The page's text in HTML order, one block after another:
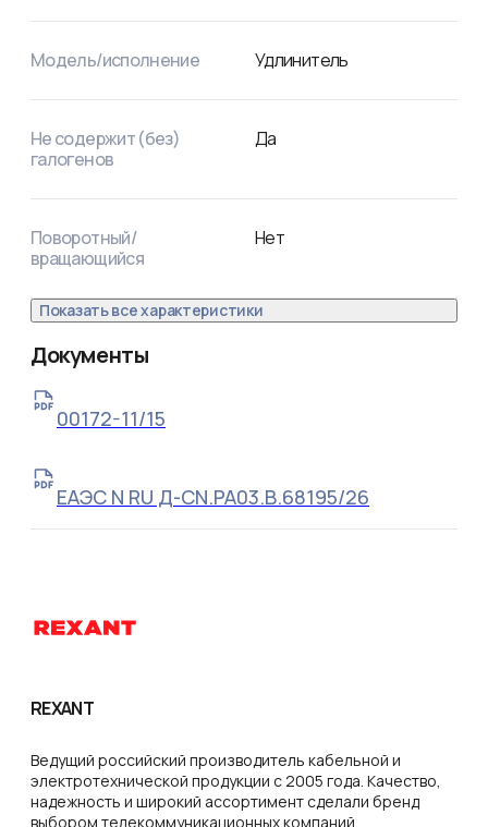
Модель/исполнение Удлинитель
Не содержит (без)
галогенов
Да
Поворотный/
вращающийся
Нет
Показать все характеристики
Документы
00172-11/15
ЕАЭС N RU Д-CN.РА03.В.68195/26
REXANT
Ведущий российский производитель кабельной и
электротехнической продукции с 2005 года. Качество,
надежность и широкий ассортимент сделали бренд
выбором телекоммуникационных компаний,